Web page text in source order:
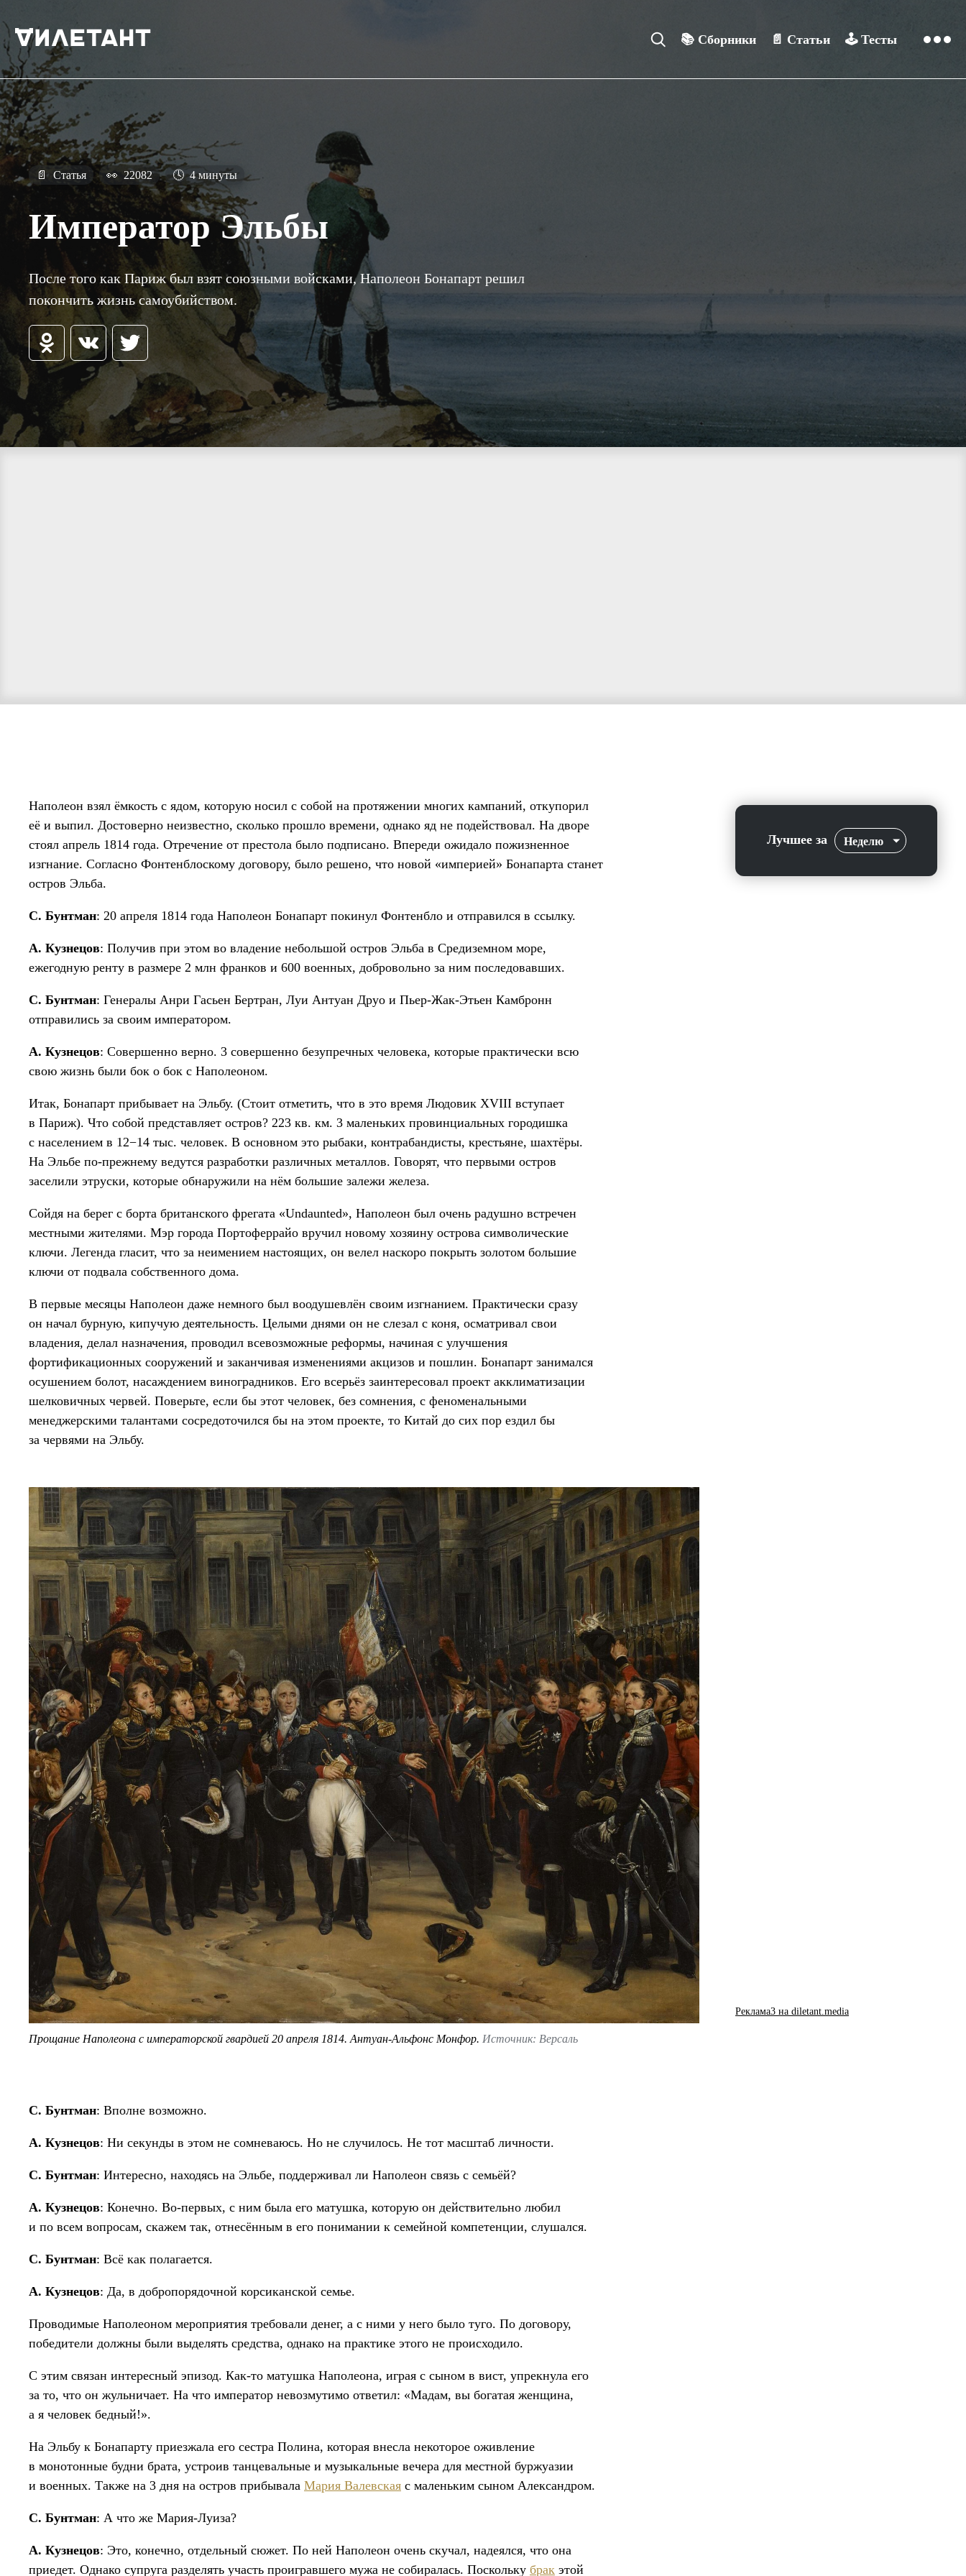
📚 Сборники 📄 Статьи 🕹️ Тесты
📄 Статья 👀 22082 🕓 4 минуты
Император Эльбы
После того как Париж был взят союзными войсками, Наполеон Бонапарт решил
покончить жизнь самоубийством.
Наполеон взял ёмкость с ядом, которую носил с собой на протяжении многих кампаний, откупорил
её и выпил. Достоверно неизвестно, сколько прошло времени, однако яд не подействовал. На дворе
стоял апрель 1814 года. Отречение от престола было подписано. Впереди ожидало пожизненное
изгнание. Согласно Фонтенблоскому договору, было решено, что новой «империей» Бонапарта станет
остров Эльба.
С. Бунтман: 20 апреля 1814 года Наполеон Бонапарт покинул Фонтенбло и отправился в ссылку.
А. Кузнецов: Получив при этом во владение небольшой остров Эльба в Средиземном море,
ежегодную ренту в размере 2 млн франков и 600 военных, добровольно за ним последовавших.
С. Бунтман: Генералы Анри Гасьен Бертран, Луи Антуан Друо и Пьер-Жак-Этьен Камбронн
отправились за своим императором.
А. Кузнецов: Совершенно верно. 3 совершенно безупречных человека, которые практически всю
свою жизнь были бок о бок с Наполеоном.
Итак, Бонапарт прибывает на Эльбу. (Стоит отметить, что в это время Людовик XVIII вступает
в Париж). Что собой представляет остров? 223 кв. км. 3 маленьких провинциальных городишка
с населением в 12−14 тыс. человек. В основном это рыбаки, контрабандисты, крестьяне, шахтёры.
На Эльбе по-прежнему ведутся разработки различных металлов. Говорят, что первыми остров
заселили этруски, которые обнаружили на нём большие залежи железа.
Сойдя на берег с борта британского фрегата «Undaunted», Наполеон был очень радушно встречен
местными жителями. Мэр города Портоферрайо вручил новому хозяину острова символические
ключи. Легенда гласит, что за неимением настоящих, он велел наскоро покрыть золотом большие
ключи от подвала собственного дома.
В первые месяцы Наполеон даже немного был воодушевлён своим изгнанием. Практически сразу
он начал бурную, кипучую деятельность. Целыми днями он не слезал с коня, осматривал свои
владения, делал назначения, проводил всевозможные реформы, начиная с улучшения
фортификационных сооружений и заканчивая изменениями акцизов и пошлин. Бонапарт занимался
осушением болот, насаждением виноградников. Его всерьёз заинтересовал проект акклиматизации
шелковичных червей. Поверьте, если бы этот человек, без сомнения, с феноменальными
менеджерскими талантами сосредоточился бы на этом проекте, то Китай до сих пор ездил бы
за червями на Эльбу.
Прощание Наполеона с императорской гвардией 20 апреля 1814. Антуан-Альфонс Монфор. Источник: Версаль
С. Бунтман: Вполне возможно.
А. Кузнецов: Ни секунды в этом не сомневаюсь. Но не случилось. Не тот масштаб личности.
С. Бунтман: Интересно, находясь на Эльбе, поддерживал ли Наполеон связь с семьёй?
А. Кузнецов: Конечно. Во-первых, с ним была его матушка, которую он действительно любил
и по всем вопросам, скажем так, отнесённым в его понимании к семейной компетенции, слушался.
С. Бунтман: Всё как полагается.
А. Кузнецов: Да, в добропорядочной корсиканской семье.
Проводимые Наполеоном мероприятия требовали денег, а с ними у него было туго. По договору,
победители должны были выделять средства, однако на практике этого не происходило.
С этим связан интересный эпизод. Как-то матушка Наполеона, играя с сыном в вист, упрекнула его
за то, что он жульничает. На что император невозмутимо ответил: «Мадам, вы богатая женщина,
а я человек бедный!».
На Эльбу к Бонапарту приезжала его сестра Полина, которая внесла некоторое оживление
в монотонные будни брата, устроив танцевальные и музыкальные вечера для местной буржуазии
и военных. Также на 3 дня на остров прибывала Мария Валевская с маленьким сыном Александром.
С. Бунтман: А что же Мария-Луиза?
А. Кузнецов: Это, конечно, отдельный сюжет. По ней Наполеон очень скучал, надеялся, что она
приедет. Однако супруга разделять участь проигравшего мужа не собиралась. Поскольку брак этой
Лучшее за Неделю
Реклама3 на diletant.media